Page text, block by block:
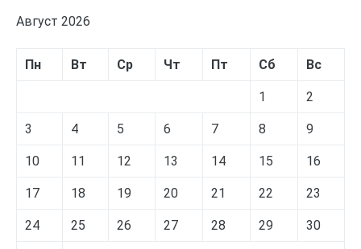
Август 2026
Пн Вт Ср Чт Пт Сб Вс
1 2
3 4 5 6 7 8 9
10 11 12 13 14 15 16
17 18 19 20 21 22 23
24 25 26 27 28 29 30